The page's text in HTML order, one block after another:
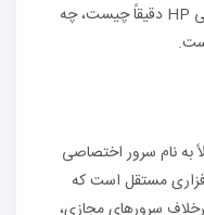
در ادامه توضیح می‌دهیم که سرور فیزیکی HP دقیقاً چیست، چه
به نام سرور اختصاصی
مستقل است که
سرورهای مجازی،